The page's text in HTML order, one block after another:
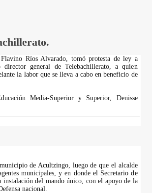
Ríos Alvarado, tomó protesta de ley a
director general de Telebachillerato, a quien
la labor que se lleva a cabo en beneficio de
Media-Superior y Superior, Denisse
de Acultzingo, luego de que el alcalde
municipales, y en donde el Secretario de
del mando único, con el apoyo de la
nacional.